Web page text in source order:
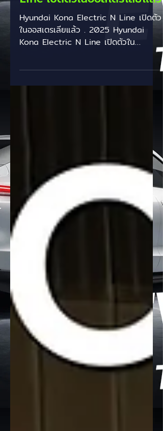
Line เปิดตัวในออสเตรเลียแล้ว
Hyundai Kona Electric N Line เปิดตัว
ในออสเตรเลียแล้ว . 2025 Hyundai
ออสเตรเลียแล้วในสองเวอร์ชัน โดยเป็น
รุ่น...